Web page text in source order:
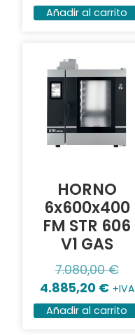
Añadir al carrito
HORNO
6x600x400
FM STR 606
V1 GAS
7.080,00€
4.885,20 € +IVA
Añadir al carrito